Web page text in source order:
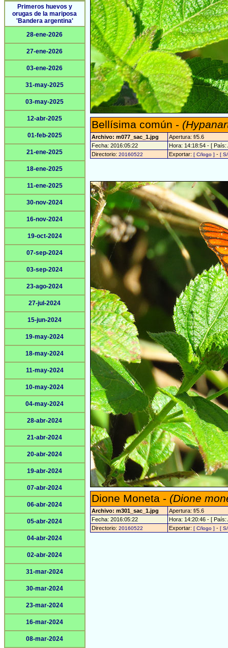
Primeros huevos y
orugas de la mariposa
'Bandera argentina'
28-ene-2026
27-ene-2026
03-ene-2026
31-may-2025
03-may-2025
12-abr-2025
01-feb-2025
21-ene-2025
18-ene-2025
11-ene-2025
30-nov-2024
16-nov-2024
19-oct-2024
07-sep-2024
03-sep-2024
23-ago-2024
27-jul-2024
15-jun-2024
19-may-2024
18-may-2024
11-may-2024
10-may-2024
04-may-2024
28-abr-2024
21-abr-2024
20-abr-2024
19-abr-2024
07-abr-2024
06-abr-2024
05-abr-2024
04-abr-2024
02-abr-2024
31-mar-2024
30-mar-2024
23-mar-2024
16-mar-2024
08-mar-2024
Bellísima común -
Archivo: m077_sac_1.jpg
Apertura: f/5.6
Fecha: 2016:05:22
Hora: 14:18:54 - [ País:
Directorio: 20160522 Exportar: [ C/logo ] - [
Dione Moneta - (Dione
Archivo: m301_sac_1.jpg
Apertura: f/5.6
Fecha: 2016:05:22
Hora: 14:20:46 - [ País:
Directorio: 20160522 Exportar: [ C/logo ] - [